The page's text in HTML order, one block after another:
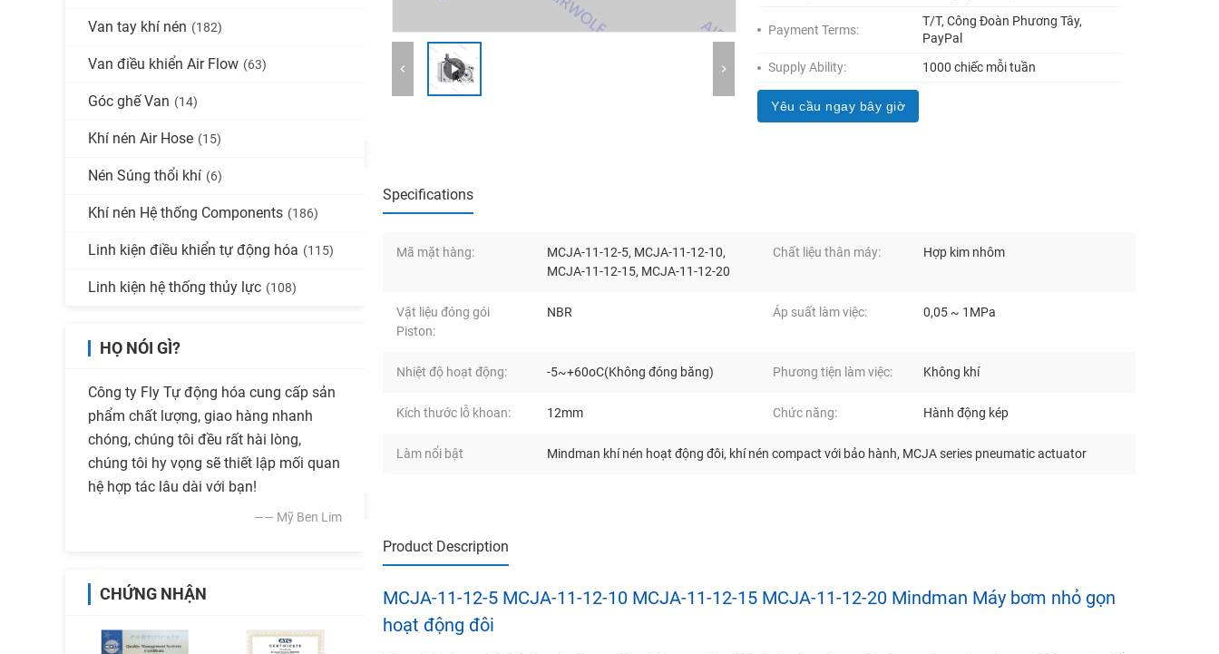
Van tay khí nén (182)
Van điều khiển Air Flow (63)
Góc ghế Van (14)
Khí nén Air Hose (15)
Nén Súng thổi khí (6)
Khí nén Hệ thống Components (186)
Linh kiện điều khiển tự động hóa (115)
Linh kiện hệ thống thủy lực (108)
HỌ NÓI GÌ?
Công ty Fly Tự động hóa cung cấp sản
phẩm chất lượng, giao hàng nhanh
chóng, chúng tôi đều rất hài lòng,
chúng tôi hy vọng sẽ thiết lập mối quan
hệ hợp tác lâu dài với bạn!
—— Mỹ Ben Lim
CHỨNG NHẬN
Payment Terms:
T/T, Công Đoàn Phương Tây,
PayPal
Supply Ability:
1000 chiếc mỗi tuần
Yêu cầu ngay bây giờ
Specifications
Mã mặt hàng:
MCJA-11-12-5, MCJA-11-12-10,
MCJA-11-12-15, MCJA-11-12-20
Chất liệu thân máy: Hợp kim nhôm
Vật liệu đóng gói
Piston:
NBR Áp suất làm việc: 0,05 ~ 1MPa
Nhiệt độ hoạt động: -5~+60oC(Không đóng băng) Phương tiện làm việc: Không khí
Kích thước lỗ khoan: 12mm Chức năng: Hành động kép
Làm nổi bật Mindman khí nén hoạt động đôi, khí nén compact với bảo hành, MCJA series pneumatic actuator
Product Description
MCJA-11-12-5 MCJA-11-12-10 MCJA-11-12-15 MCJA-11-12-20 Mindman Máy bơm nhỏ gọn
hoạt động đôi